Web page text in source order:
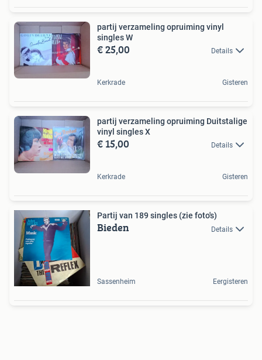
partij verzameling opruiming vinyl
singles W
€ 25,00 Details
Kerkrade Gisteren
partij verzameling opruiming Duitstalige
vinyl singles X
€ 15,00 Details
Kerkrade Gisteren
Partij van 189 singles (zie foto's)
Bieden Details
Sassenheim Eergisteren